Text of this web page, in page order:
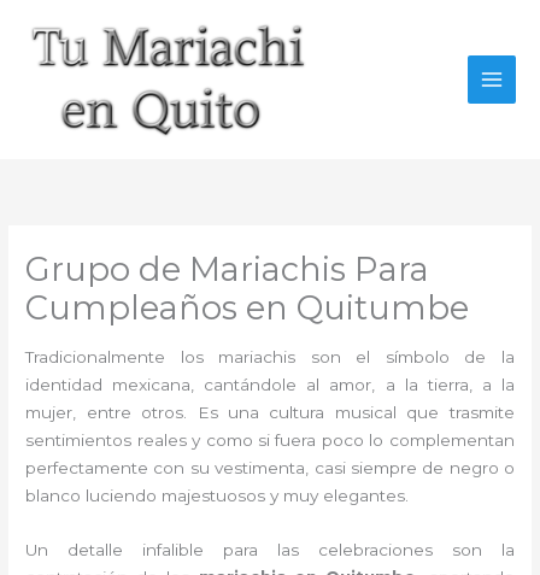
contenido
Grupo de Mariachis Para
Cumpleaños en Quitumbe
Tradicionalmente los mariachis son el símbolo de la
identidad mexicana, cantándole al amor, a la tierra, a la
mujer, entre otros. Es una cultura musical que trasmite
sentimientos reales y como si fuera poco lo complementan
perfectamente con su vestimenta, casi siempre de negro o
blanco luciendo majestuosos y muy elegantes.
Un detalle infalible para las celebraciones son la